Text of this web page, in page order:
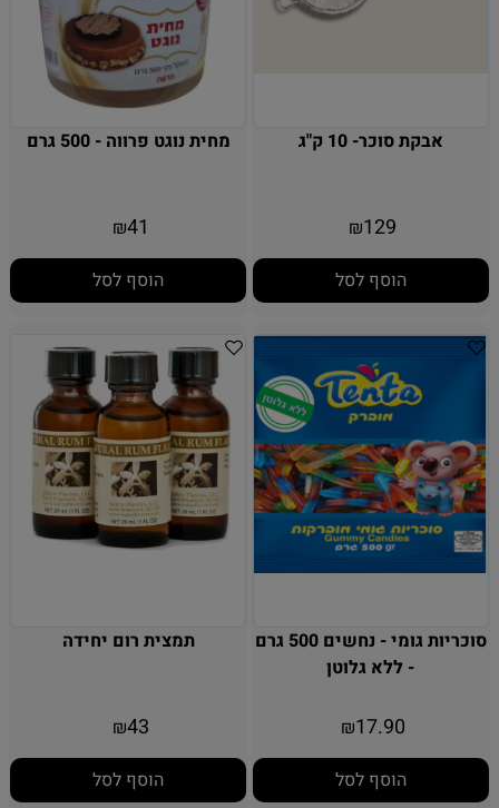
אבקת סוכר- 10 ק"ג
₪129
הוסף לסל
מחית נוגט פרווה - 500 גרם
₪41
הוסף לסל
סוכריות גומי - נחשים 500 גרם
- ללא גלוטן
₪17.90
הוסף לסל
תמצית רום יחידה
₪43
הוסף לסל